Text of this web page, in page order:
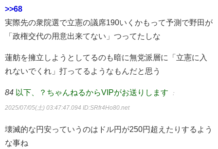
>>68
実際先の衆院選で立憲の議席190いくかもって予測で野田が
「政権交代の用意出来てない」つってたしな
蓮舫を擁立しようとしてるのも暗に無党派層に「立憲に入
れないでくれ」打ってるようなもんだと思う
84 以下、？ちゃんねるからVIPがお送りします ：
2025/07/05(土) 03:47:47.094 ID:SRfr4Ho80.net
壊滅的な円安っていうのはドル円が250円超えたりするよう
な事ね